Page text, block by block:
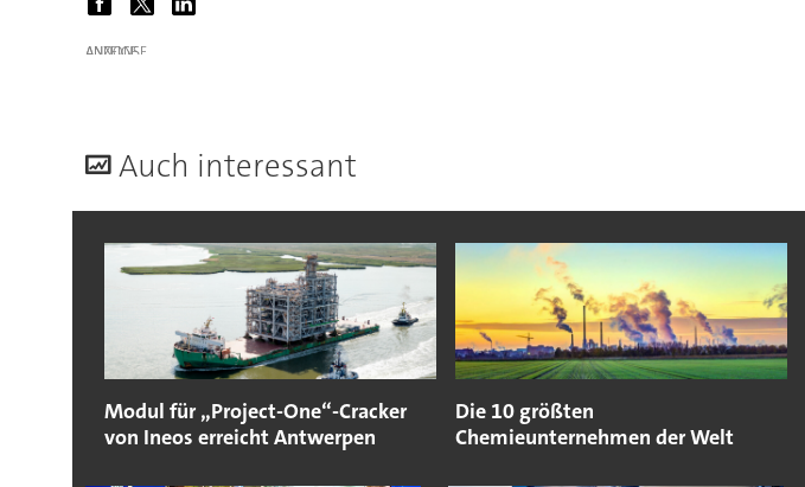
ANZEIGE
Auch interessant
Modul für „Project-One“-Cracker
von Ineos erreicht Antwerpen
Die 10 größten
Chemieunternehmen der Welt